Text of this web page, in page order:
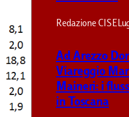
Redazione CISE
Ad Arezzo
Viareggio
Maineri: i
in Toscana